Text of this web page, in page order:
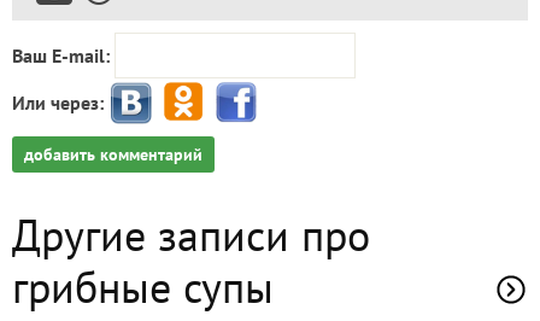
Ваш E-mail:
Или через:
добавить комментарий
Другие записи про
грибные супы